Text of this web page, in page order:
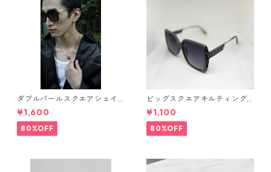
ダブルパールスクエアシェイ
プサングラス(Dark brown) **
SinSin*
¥1,600
80%OFF
ビッグスクエアキルティング
サングラス** SinSin*
¥1,100
80%OFF